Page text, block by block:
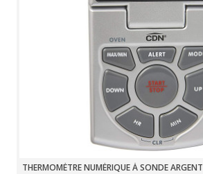
THERMOMÈTRE NUMÉRIQUE À SONDE ARGENT